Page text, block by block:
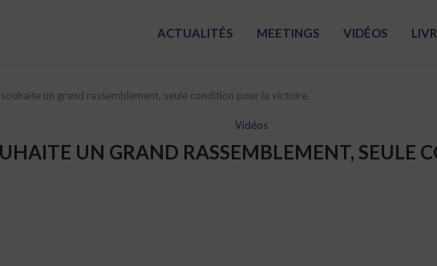
ACTUALITÉS MEETINGS VIDÉOS
souhaite un grand rassemblement, seule condition pour la victoire.
Vidéos
UN GRAND RASSEMBLEMENT, SEULE